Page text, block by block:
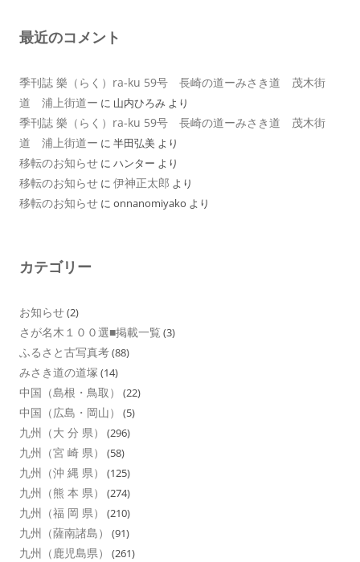
最近のコメント
季刊誌 樂（らく）ra-ku 59号 長崎の道ーみさき道 茂木街
道 浦上街道ー に 山内ひろみ より
季刊誌 樂（らく）ra-ku 59号 長崎の道ーみさき道 茂木街
道 浦上街道ー に 半田弘美 より
移転のお知らせ に ハンター より
移転のお知らせ に 伊神正太郎 より
移転のお知らせ に onnanomiyako より
カテゴリー
お知らせ(2)
さが名木１００選■掲載一覧 (3)
ふるさと古写真考(88)
みさき道の道塚 (14)
中国（島根・鳥取） (22)
中国（広島・岡山） (5)
九州（大 分 県） (296)
九州（宮 崎 県） (58)
九州（沖 縄 県） (125)
九州（熊 本 県） (274)
九州（福 岡 県） (210)
九州（薩南諸島） (91)
九州（鹿児島県） (261)